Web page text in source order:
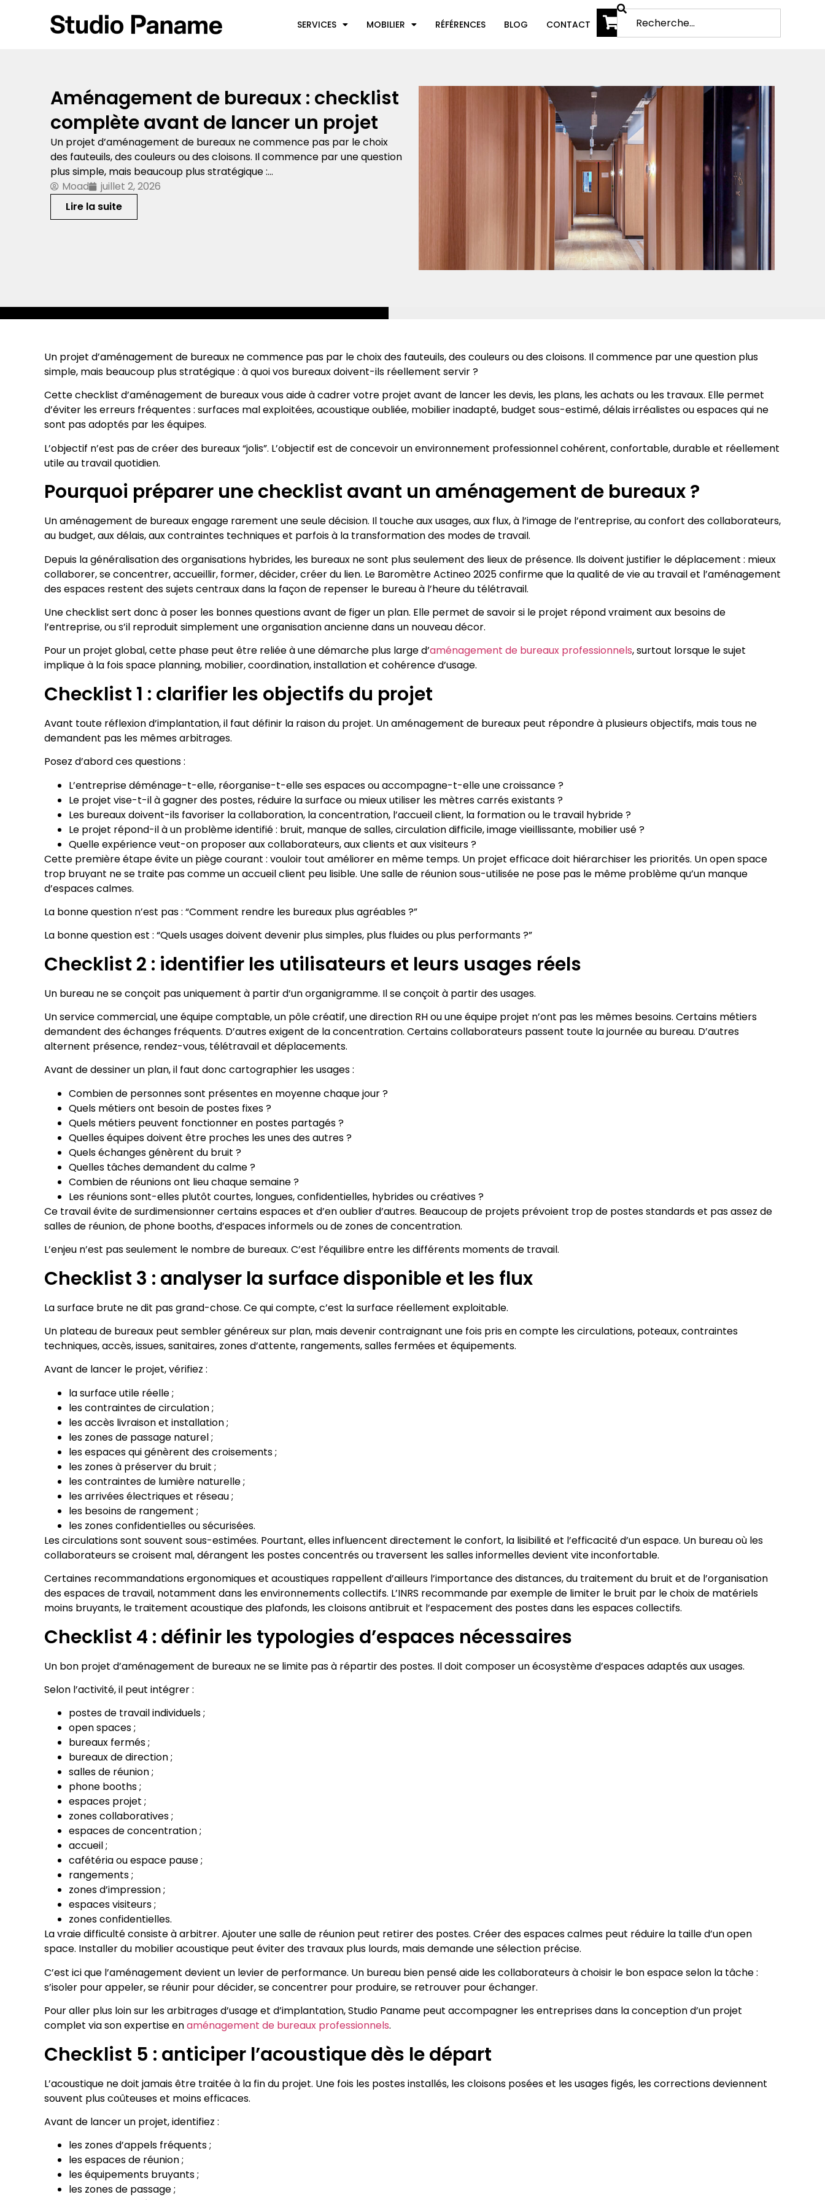
SERVICES MOBILIER RÉFÉRENCES BLOG CONTACT
Aménagement de bureaux : checklist
complète avant de lancer un projet
Un projet d’aménagement de bureaux ne commence pas par le choix
des fauteuils, des couleurs ou des cloisons. Il commence par une question
plus simple, mais beaucoup plus stratégique :…
Moad
juillet 2, 2026
Lire la suite
Un projet d’aménagement de bureaux ne commence pas par le choix des fauteuils, des couleurs ou des cloisons. Il commence par une question plus
simple, mais beaucoup plus stratégique : à quoi vos bureaux doivent-ils réellement servir ?
Cette checklist d’aménagement de bureaux vous aide à cadrer votre projet avant de lancer les devis, les plans, les achats ou les travaux. Elle permet
d’éviter les erreurs fréquentes : surfaces mal exploitées, acoustique oubliée, mobilier inadapté, budget sous-estimé, délais irréalistes ou espaces qui ne
sont pas adoptés par les équipes.
L’objectif n’est pas de créer des bureaux “jolis”. L’objectif est de concevoir un environnement professionnel cohérent, confortable, durable et réellement
utile au travail quotidien.
Pourquoi préparer une checklist avant un aménagement de bureaux ?
Un aménagement de bureaux engage rarement une seule décision. Il touche aux usages, aux flux, à l’image de l’entreprise, au confort des collaborateurs,
au budget, aux délais, aux contraintes techniques et parfois à la transformation des modes de travail.
Depuis la généralisation des organisations hybrides, les bureaux ne sont plus seulement des lieux de présence. Ils doivent justifier le déplacement : mieux
collaborer, se concentrer, accueillir, former, décider, créer du lien. Le Baromètre Actineo 2025 confirme que la qualité de vie au travail et l’aménagement
des espaces restent des sujets centraux dans la façon de repenser le bureau à l’heure du télétravail.
Une checklist sert donc à poser les bonnes questions avant de figer un plan. Elle permet de savoir si le projet répond vraiment aux besoins de
l’entreprise, ou s’il reproduit simplement une organisation ancienne dans un nouveau décor.
Pour un projet global, cette phase peut être reliée à une démarche plus large d’aménagement de bureaux professionnels, surtout lorsque le sujet
implique à la fois space planning, mobilier, coordination, installation et cohérence d’usage.
Checklist 1 : clarifier les objectifs du projet
Avant toute réflexion d’implantation, il faut définir la raison du projet. Un aménagement de bureaux peut répondre à plusieurs objectifs, mais tous ne
demandent pas les mêmes arbitrages.
Posez d’abord ces questions :
L’entreprise déménage-t-elle, réorganise-t-elle ses espaces ou accompagne-t-elle une croissance ?
Le projet vise-t-il à gagner des postes, réduire la surface ou mieux utiliser les mètres carrés existants ?
Les bureaux doivent-ils favoriser la collaboration, la concentration, l’accueil client, la formation ou le travail hybride ?
Le projet répond-il à un problème identifié : bruit, manque de salles, circulation difficile, image vieillissante, mobilier usé ?
Quelle expérience veut-on proposer aux collaborateurs, aux clients et aux visiteurs ?
Cette première étape évite un piège courant : vouloir tout améliorer en même temps. Un projet efficace doit hiérarchiser les priorités. Un open space
trop bruyant ne se traite pas comme un accueil client peu lisible. Une salle de réunion sous-utilisée ne pose pas le même problème qu’un manque
d’espaces calmes.
La bonne question n’est pas : “Comment rendre les bureaux plus agréables ?”
La bonne question est : “Quels usages doivent devenir plus simples, plus fluides ou plus performants ?”
Checklist 2 : identifier les utilisateurs et leurs usages réels
Un bureau ne se conçoit pas uniquement à partir d’un organigramme. Il se conçoit à partir des usages.
Un service commercial, une équipe comptable, un pôle créatif, une direction RH ou une équipe projet n’ont pas les mêmes besoins. Certains métiers
demandent des échanges fréquents. D’autres exigent de la concentration. Certains collaborateurs passent toute la journée au bureau. D’autres
alternent présence, rendez-vous, télétravail et déplacements.
Avant de dessiner un plan, il faut donc cartographier les usages :
Combien de personnes sont présentes en moyenne chaque jour ?
Quels métiers ont besoin de postes fixes ?
Quels métiers peuvent fonctionner en postes partagés ?
Quelles équipes doivent être proches les unes des autres ?
Quels échanges génèrent du bruit ?
Quelles tâches demandent du calme ?
Combien de réunions ont lieu chaque semaine ?
Les réunions sont-elles plutôt courtes, longues, confidentielles, hybrides ou créatives ?
Ce travail évite de surdimensionner certains espaces et d’en oublier d’autres. Beaucoup de projets prévoient trop de postes standards et pas assez de
salles de réunion, de phone booths, d’espaces informels ou de zones de concentration.
L’enjeu n’est pas seulement le nombre de bureaux. C’est l’équilibre entre les différents moments de travail.
Checklist 3 : analyser la surface disponible et les flux
La surface brute ne dit pas grand-chose. Ce qui compte, c’est la surface réellement exploitable.
Un plateau de bureaux peut sembler généreux sur plan, mais devenir contraignant une fois pris en compte les circulations, poteaux, contraintes
techniques, accès, issues, sanitaires, zones d’attente, rangements, salles fermées et équipements.
Avant de lancer le projet, vérifiez :
la surface utile réelle ;
les contraintes de circulation ;
les accès livraison et installation ;
les zones de passage naturel ;
les espaces qui génèrent des croisements ;
les zones à préserver du bruit ;
les contraintes de lumière naturelle ;
les arrivées électriques et réseau ;
les besoins de rangement ;
les zones confidentielles ou sécurisées.
Les circulations sont souvent sous-estimées. Pourtant, elles influencent directement le confort, la lisibilité et l’efficacité d’un espace. Un bureau où les
collaborateurs se croisent mal, dérangent les postes concentrés ou traversent les salles informelles devient vite inconfortable.
Certaines recommandations ergonomiques et acoustiques rappellent d’ailleurs l’importance des distances, du traitement du bruit et de l’organisation
des espaces de travail, notamment dans les environnements collectifs. L’INRS recommande par exemple de limiter le bruit par le choix de matériels
moins bruyants, le traitement acoustique des plafonds, les cloisons antibruit et l’espacement des postes dans les espaces collectifs.
Checklist 4 : définir les typologies d’espaces nécessaires
Un bon projet d’aménagement de bureaux ne se limite pas à répartir des postes. Il doit composer un écosystème d’espaces adaptés aux usages.
Selon l’activité, il peut intégrer :
postes de travail individuels ;
open spaces ;
bureaux fermés ;
bureaux de direction ;
salles de réunion ;
phone booths ;
espaces projet ;
zones collaboratives ;
espaces de concentration ;
accueil ;
cafétéria ou espace pause ;
rangements ;
zones d’impression ;
espaces visiteurs ;
zones confidentielles.
La vraie difficulté consiste à arbitrer. Ajouter une salle de réunion peut retirer des postes. Créer des espaces calmes peut réduire la taille d’un open
space. Installer du mobilier acoustique peut éviter des travaux plus lourds, mais demande une sélection précise.
C’est ici que l’aménagement devient un levier de performance. Un bureau bien pensé aide les collaborateurs à choisir le bon espace selon la tâche :
s’isoler pour appeler, se réunir pour décider, se concentrer pour produire, se retrouver pour échanger.
Pour aller plus loin sur les arbitrages d’usage et d’implantation, Studio Paname peut accompagner les entreprises dans la conception d’un projet
complet via son expertise enaménagement de bureaux professionnels.
Checklist 5 : anticiper l’acoustique dès le départ
L’acoustique ne doit jamais être traitée à la fin du projet. Une fois les postes installés, les cloisons posées et les usages figés, les corrections deviennent
souvent plus coûteuses et moins efficaces.
Avant de lancer un projet, identifiez :
les zones d’appels fréquents ;
les espaces de réunion ;
les équipements bruyants ;
les zones de passage ;